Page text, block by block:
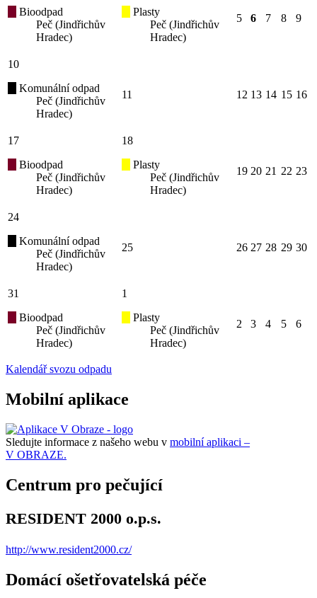
Bioodpad
Peč (Jindřichův
Hradec)
Plasty
Peč (Jindřichův
Hradec)
5 6 7 8 9
10
Komunální odpad
Peč (Jindřichův
Hradec)
11 12 13 14 15 16
17
Bioodpad
Peč (Jindřichův
Hradec)
18
Plasty
Peč (Jindřichův
Hradec)
19 20 21 22 23
24
Komunální odpad
Peč (Jindřichův
Hradec)
25 26 27 28 29 30
31
Bioodpad
Peč (Jindřichův
Hradec)
1
Plasty
Peč (Jindřichův
Hradec)
2 3 4 5 6
Kalendář svozu odpadu
Mobilní aplikace
Sledujte informace z našeho webu v mobilní aplikaci –
V OBRAZE.
Centrum pro pečující
RESIDENT 2000 o.p.s.
http://www.resident2000.cz/
Domácí ošetřovatelská péče